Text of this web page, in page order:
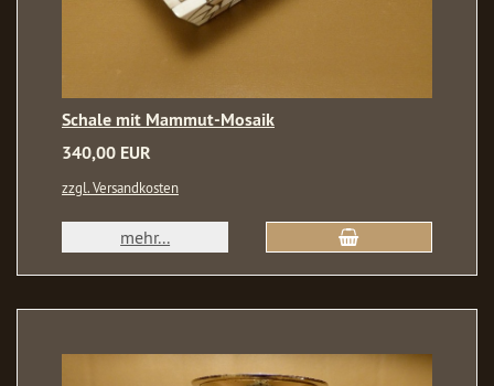
Schale mit Mammut-Mosaik
340,00 EUR
zzgl. Versandkosten
mehr...